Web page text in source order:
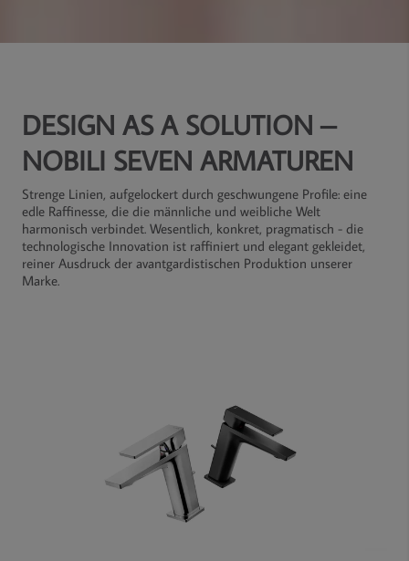
DESIGN AS A SOLUTION –
NOBILI SEVEN ARMATUREN
Strenge Linien, aufgelockert durch geschwungene Profile: eine
edle Raffinesse, die die männliche und weibliche Welt
harmonisch verbindet. Wesentlich, konkret, pragmatisch - die
technologische Innovation ist raffiniert und elegant gekleidet,
reiner Ausdruck der avantgardistischen Produktion unserer
Marke.